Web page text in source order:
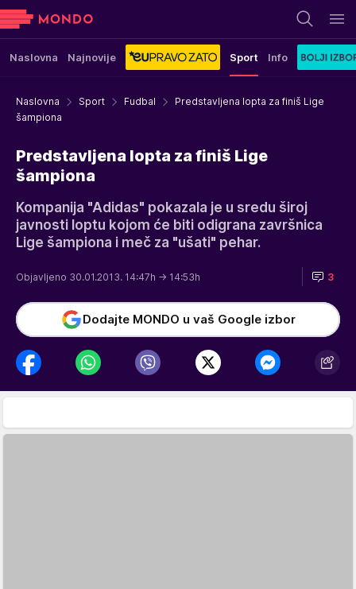
Naslovna Najnovije Sport Info
Naslovna Sport Fudbal
Predstavljena lopta za finiš Lige
šampiona
Predstavljena lopta za finiš Lige
šampiona
Kompanija "Adidas" pokazala je u sredu široj
javnosti loptu kojom će biti odigrana završnica
Lige šampiona i meč za "ušati" pehar.
Objavljeno 30.01.2013. 14:47h → 14:53h 3
Dodajte MONDO u vaš Google izbor